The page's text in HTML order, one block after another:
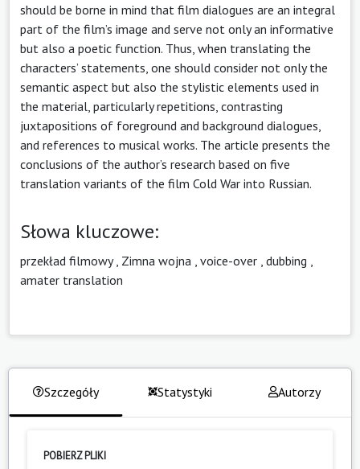
should be borne in mind that film dialogues are an integral
part of the film’s image and serve not only an informative
but also a poetic function. Thus, when translating the
characters’ statements, one should consider not only the
semantic aspect but also the stylistic elements used in
the material, particularly repetitions, contrasting
juxtapositions of foreground and background dialogues,
and references to musical works. The article presents the
conclusions of the author’s research based on five
translation variants of the film Cold War into Russian.
Słowa kluczowe:
przekład filmowy, Zimna wojna voice-over dubbing
amater translation
Szczegóły Statystyki Autorzy
POBIERZ PLIKI